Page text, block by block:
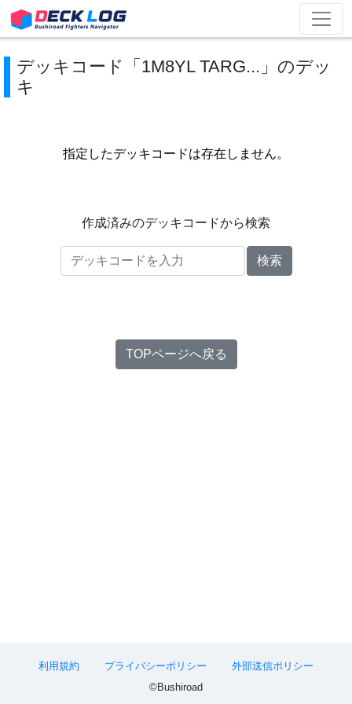
デッキコード「1M8YL TARG...」のデッ
キ
指定したデッキコードは存在しません。
作成済みのデッキコードから検索
検索
TOPページへ戻る
利用規約 プライバシーポリシー
外部送信ポリシー
©Bushiroad